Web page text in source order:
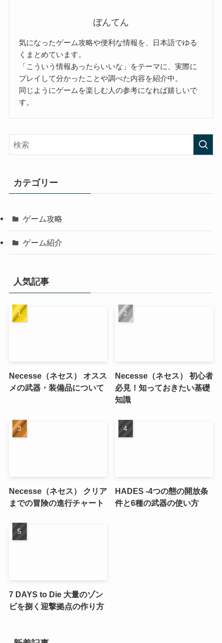
ぼんてん
気になったゲーム攻略や便利な情報を、日本語でゆる
くまとめています。
「こういう情報あったらいいな」をテーマに、実際に
プレイして分かったことや調べた内容を紹介中。
同じようにゲームを楽しむ人の参考になれば嬉しいで
す。
カテゴリー
ゲーム攻略
ゲーム紹介
人気記事
Necesse（ネセス） オスス
メの武器・装備品について
Necesse（ネセス） 初心者
必見！知っておきたい基礎
知識
Necesse（ネセス） クリア
までの冒険の進行チャート
HADES -4つの態の開放条
件と6種の武器の使い方
7 DAYS to Die 大量のゾン
ビを捌く迎撃拠点の作り方